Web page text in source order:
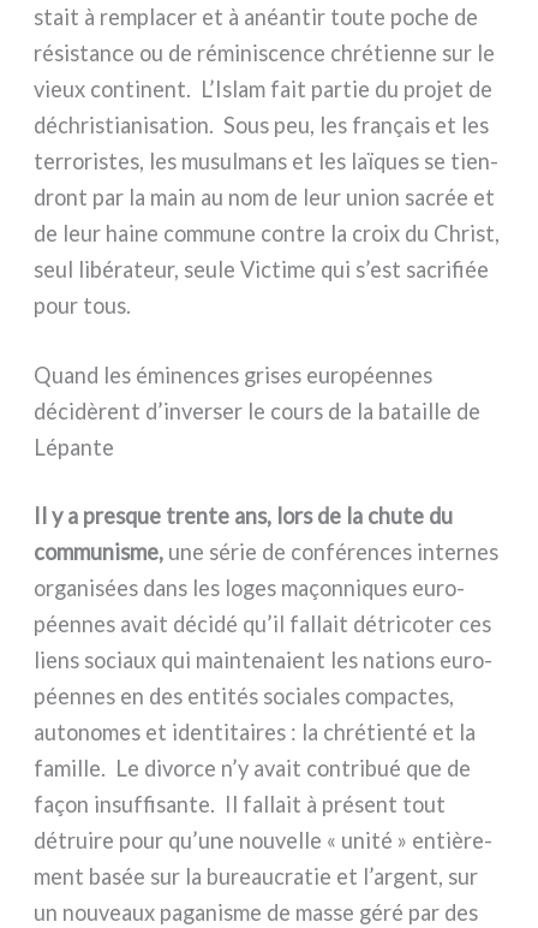
stait à rem­pla­cer et à anéan­tir tou­te poche de
rési­stan­ce ou de rémi­ni­scen­ce chré­tien­ne sur le
vieux con­ti­nent. L’Islam fait par­tie du pro­jet de
déchri­stia­ni­sa­tion. Sous peu, les fra­nçais et les
ter­ro­ri­stes, les musul­mans et les laï­ques se tien­
dront par la main au nom de leur union sacrée et
de leur hai­ne com­mu­ne con­tre la croix du Christ,
seul libé­ra­teur, seu­le Victime qui s’est sacri­fiée
pour tous.
Quand les éminences grises européennes
décidèrent d’inverser le cours de la bataille de
Lépante
Il y a pre­sque tren­te ans, lors de la chu­te du
com­mu­ni­sme, une série de con­fé­ren­ces inter­nes
orga­ni­sées dans les loges maçon­ni­ques euro­
péen­nes avait déci­dé qu’il fal­lait détri­co­ter ces
liens sociaux qui main­te­na­ient les nations euro­
péen­nes en des enti­tés socia­les com­pac­tes,
auto­no­mes et iden­ti­tai­res : la chré­tien­té et la
famil­le. Le divor­ce n’y avait con­tri­bué que de
façon insuf­fi­san­te. Il fal­lait à pré­sent tout
détrui­re pour qu’une nou­vel­le « uni­té » entiè­re­
ment basée sur la bureau­cra­tie et l’argent, sur
un nou­veaux paga­ni­sme de mas­se géré par des